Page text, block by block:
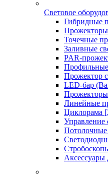
Световое
Гибридные
Прожекторы
Точечные
Заливные
PAR-
Прожектор
LED-бар
Прожекторы
Линейные
Циклорама
Управление
Потолочные
Аксессуары